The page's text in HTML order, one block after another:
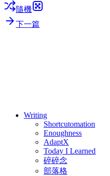
隨機
下一篇
Writing
Shortcutomation
Enoughness
AdaptX
Today I Learned
碎碎念
部落格